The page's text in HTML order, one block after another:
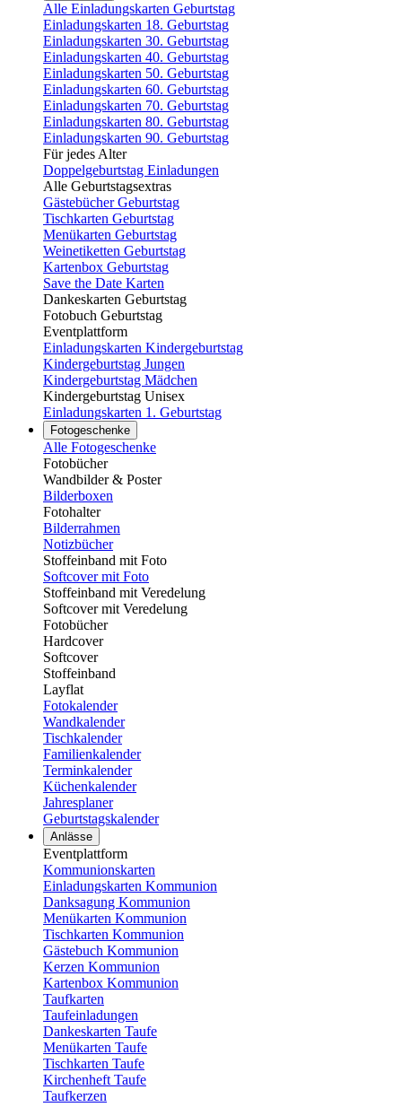
Alle Einladungskarten Geburtstag
Einladungskarten 18. Geburtstag
Einladungskarten 30. Geburtstag
Einladungskarten 40. Geburtstag
Einladungskarten 50. Geburtstag
Einladungskarten 60. Geburtstag
Einladungskarten 70. Geburtstag
Einladungskarten 80. Geburtstag
Einladungskarten 90. Geburtstag
Für jedes Alter
Doppelgeburtstag Einladungen
Alle Geburtstagsextras
Gästebücher Geburtstag
Tischkarten Geburtstag
Menükarten Geburtstag
Weinetiketten Geburtstag
Kartenbox Geburtstag
Save the Date Karten
Dankeskarten Geburtstag
Fotobuch Geburtstag
Eventplattform
Einladungskarten Kindergeburtstag
Kindergeburtstag Jungen
Kindergeburtstag Mädchen
Kindergeburtstag Unisex
Einladungskarten 1. Geburtstag
Fotogeschenke
Alle Fotogeschenke
Fotobücher
Wandbilder & Poster
Bilderboxen
Fotohalter
Bilderrahmen
Notizbücher
Stoffeinband mit Foto
Softcover mit Foto
Stoffeinband mit Veredelung
Softcover mit Veredelung
Fotobücher
Hardcover
Softcover
Stoffeinband
Layflat
Fotokalender
Wandkalender
Tischkalender
Familienkalender
Terminkalender
Küchenkalender
Jahresplaner
Geburtstagskalender
Anlässe
Eventplattform
Kommunionskarten
Einladungskarten Kommunion
Danksagung Kommunion
Menükarten Kommunion
Tischkarten Kommunion
Gästebuch Kommunion
Kerzen Kommunion
Kartenbox Kommunion
Taufkarten
Taufeinladungen
Dankeskarten Taufe
Menükarten Taufe
Tischkarten Taufe
Kirchenheft Taufe
Taufkerzen